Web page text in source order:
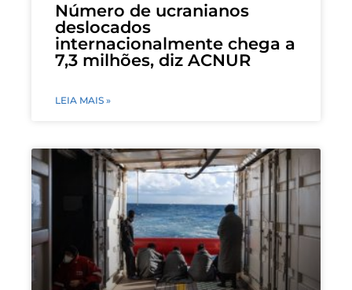
Número de ucranianos
deslocados
internacionalmente chega a
7,3 milhões, diz ACNUR
LEIA MAIS »